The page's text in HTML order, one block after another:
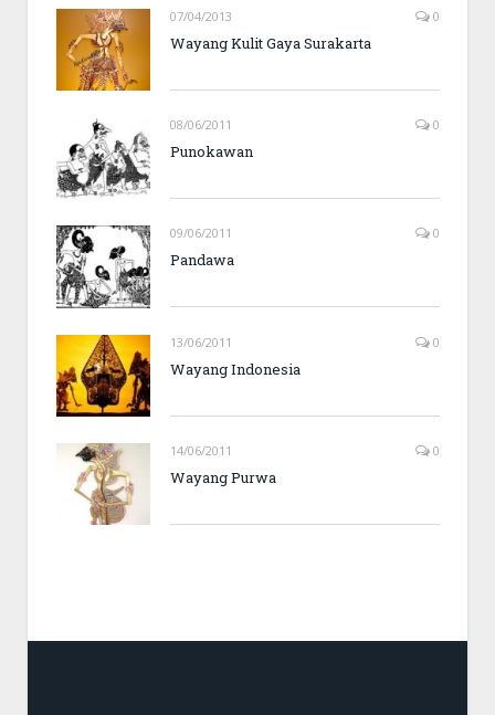
07/04/2013 0
Wayang Kulit Gaya Surakarta
08/06/2011 0
Punokawan
09/06/2011 0
Pandawa
13/06/2011 0
Wayang Indonesia
14/06/2011 0
Wayang Purwa